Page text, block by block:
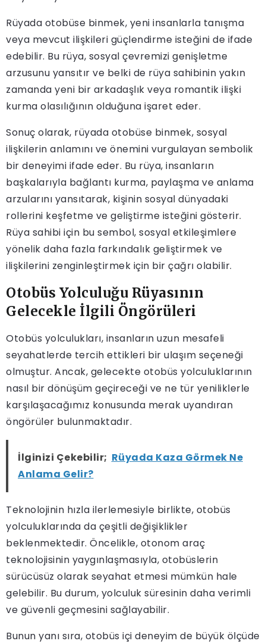
Rüyada otobüse binmek, yeni insanlarla tanışma
veya mevcut ilişkileri güçlendirme isteğini de ifade
edebilir. Bu rüya, sosyal çevremizi genişletme
arzusunu yansıtır ve belki de rüya sahibinin yakın
zamanda yeni bir arkadaşlık veya romantik ilişki
kurma olasılığının olduğuna işaret eder.
Sonuç olarak, rüyada otobüse binmek, sosyal
ilişkilerin anlamını ve önemini vurgulayan sembolik
bir deneyimi ifade eder. Bu rüya, insanların
başkalarıyla bağlantı kurma, paylaşma ve anlama
arzularını yansıtarak, kişinin sosyal dünyadaki
rollerini keşfetme ve geliştirme isteğini gösterir.
Rüya sahibi için bu sembol, sosyal etkileşimlere
yönelik daha fazla farkındalık geliştirmek ve
ilişkilerini zenginleştirmek için bir çağrı olabilir.
Otobüs Yolculuğu Rüyasının
Gelecekle İlgili Öngörüleri
Otobüs yolculukları, insanların uzun mesafeli
seyahatlerde tercih ettikleri bir ulaşım seçeneği
olmuştur. Ancak, gelecekte otobüs yolculuklarının
nasıl bir dönüşüm geçireceği ve ne tür yeniliklerle
karşılaşacağımız konusunda merak uyandıran
öngörüler bulunmaktadır.
İlginizi Çekebilir; Rüyada Kaza Görmek Ne
Anlama Gelir?
Teknolojinin hızla ilerlemesiyle birlikte, otobüs
yolculuklarında da çeşitli değişiklikler
beklenmektedir. Öncelikle, otonom araç
teknolojisinin yaygınlaşmasıyla, otobüslerin
sürücüsüz olarak seyahat etmesi mümkün hale
gelebilir. Bu durum, yolculuk süresinin daha verimli
ve güvenli geçmesini sağlayabilir.
Bunun yanı sıra, otobüs içi deneyim de büyük ölçüde